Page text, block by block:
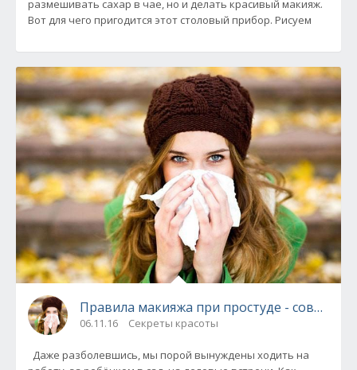
размешивать сахар в чае, но и делать красивый макияж.
Вот для чего пригодится этот столовый прибор. Рисуем
Правила макияжа при простуде - советы
06.11.16 Секреты красоты
Даже разболевшись, мы порой вынуждены ходить на